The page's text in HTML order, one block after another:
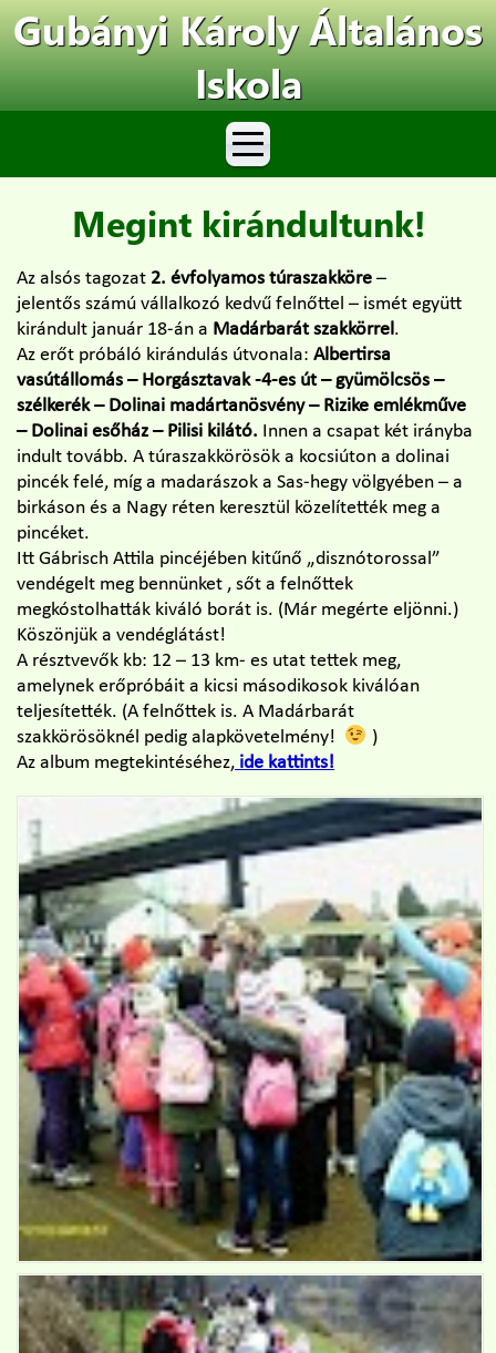
Gubányi Károly Általános
Iskola
Megint kirándultunk!
Az alsós tagozat 2. évfolyamos túraszakköre –
jelentős számú vállalkozó kedvű felnőttel – ismét együtt
kirándult január 18-án a Madárbarát szakkörrel.
Az erőt próbáló kirándulás útvonala: Albertirsa
vasútállomás – Horgásztavak -4-es út – gyümölcsös –
szélkerék – Dolinai madártanösvény – Rizike emlékműve
– Dolinai esőház – Pilisi kilátó. Innen a csapat két irányba
indult tovább. A túraszakkörösök a kocsiúton a dolinai
pincék felé, míg a madarászok a Sas-hegy völgyében – a
birkáson és a Nagy réten keresztül közelítették meg a
pincéket.
Itt Gábrisch Attila pincéjében kitűnő „disznótorossal”
vendégelt meg bennünket , sőt a felnőttek
megkóstolhatták kiváló borát is. (Már megérte eljönni.)
Köszönjük a vendéglátást!
A résztvevők kb: 12 – 13 km- es utat tettek meg,
amelynek erőpróbáit a kicsi másodikosok kiválóan
teljesítették. (A felnőttek is. A Madárbarát
szakkörösöknél pedig alapkövetelmény!
)
Az album megtekintéséhez, ide kattints!